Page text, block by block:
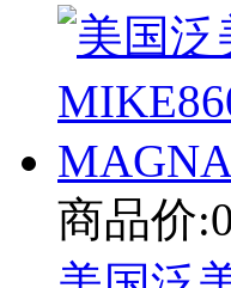
商品价